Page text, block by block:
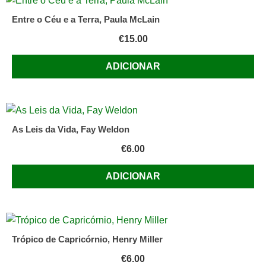
Entre o Céu e a Terra, Paula McLain
€15.00
ADICIONAR
As Leis da Vida, Fay Weldon
€6.00
ADICIONAR
Trópico de Capricórnio, Henry Miller
€6.00